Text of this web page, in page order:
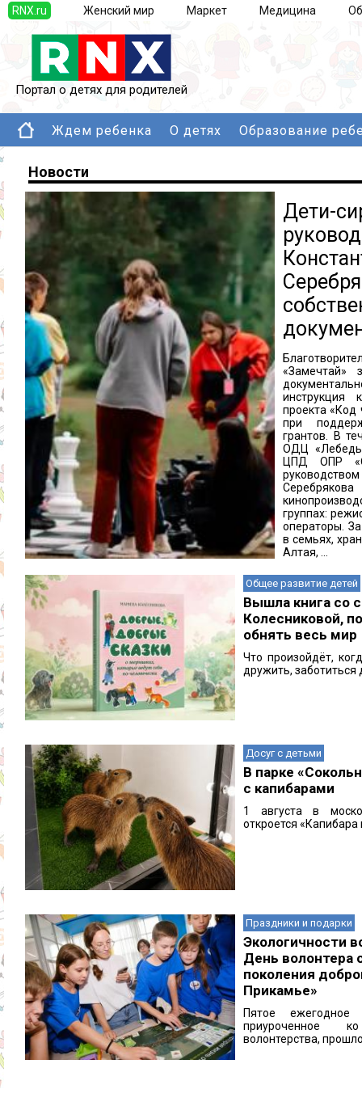
RNX.ru Женский мир Маркет Медицина
Портал о детях для родителей
Ждем ребенка О детях Образование
Новости
Дети-
«Замечтай»
инструкция
проекта «Код
при
грантов. В
ОДЦ
ЦПД ОПР
группах:
операторы.
в семьях,
Алтая, ...
Общее развитие детей
Вышла книга со
Колесниковой,
обнять весь мир
Что произойдёт,
дружить, заботиться
Досуг с детьми
В парке
с капибарами
1 августа в
откроется «Капибара
Праздники и подарки
Экологичности
День волонтера
поколения
Прикамье»
Пятое ежегодное
приуроченное
волонтерства,